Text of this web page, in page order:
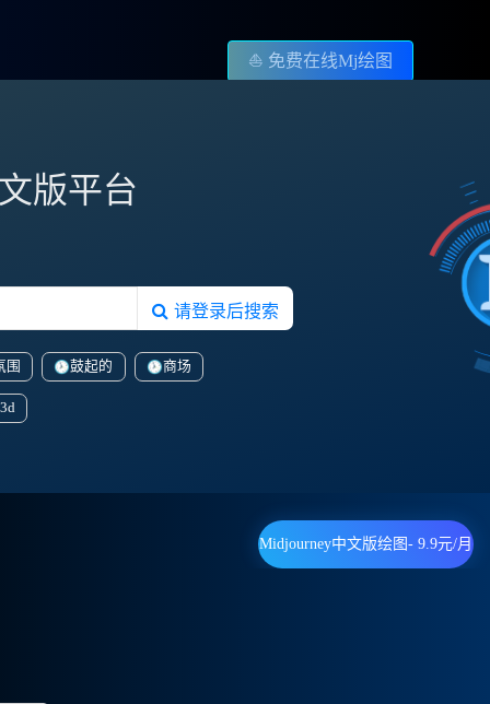
⛵️ 免费在线Mj绘图
版平台
请登录后搜索
围 鼓起的 商场
3d
Midjourney中文版绘图- 9.9元/月